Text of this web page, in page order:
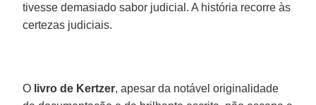
tivesse demasiado sabor judicial. A história recorre às
certezas judiciais.
O livro de Kertzer, apesar da notável originalidade